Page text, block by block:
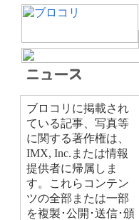
ブロコリに掲載され
ている記事、写真等
に関する著作権は、
IMX, Inc.または情報
提供者に帰属しま
す。これらコンテン
ツの全部または一部
を複製･公開･送信･頒